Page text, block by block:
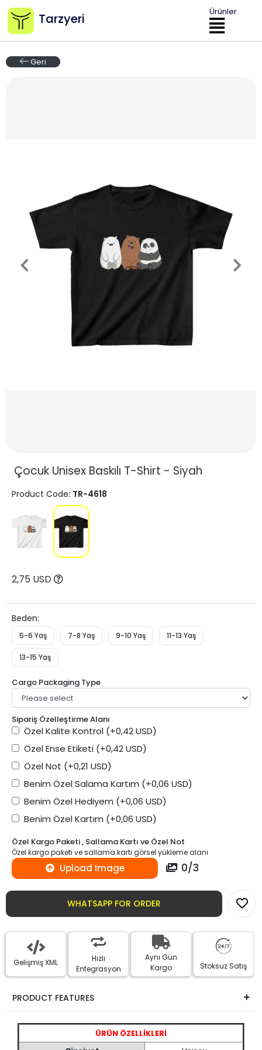
Tarzyeri Ürünler
Geri
Çocuk Unisex Baskılı T-Shirt - Siyah
Product Code: TR-4618
2,75 USD
Beden:
5-6 Yaş 7-8 Yaş 9-10 Yaş 11-13 Yaş
13-15 Yaş
Cargo Packaging Type
Sipariş Özelleştirme Alanı
Özel Kalite Kontrol (+0,42 USD)
Özel Ense Etiketi (+0,42 USD)
Özel Not (+0,21 USD)
Benim Özel Salama Kartım (+0,06 USD)
Benim Özel Hediyem (+0,06 USD)
Benim Özel Kartım (+0,06 USD)
Özel Kargo Paketi , Sallama Kartı ve Özel Not
Özel kargo paketi ve sallama kartı görsel yükleme alanı
Upload Image 0/3
WHATSAPP FOR ORDER
Gelişmiş XML
Hızlı
Entegrasyon
Aynı Gün
Kargo
Stoksuz Satış
PRODUCT FEATURES
ÜRÜN ÖZELLİKLERİ